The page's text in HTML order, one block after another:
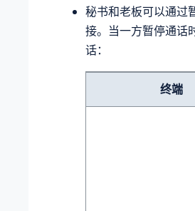
秘书和老板可以通过
接。当一方暂停通话
话：
终端